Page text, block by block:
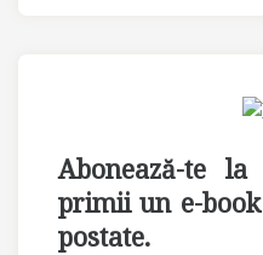
Abonează-te
primii un e-
postate.